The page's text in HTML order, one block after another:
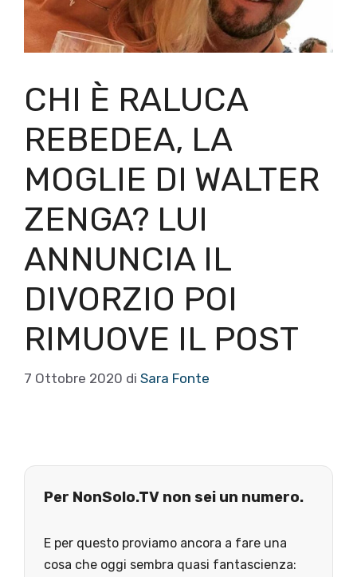
CHI È RALUCA
REBEDEA, LA
MOGLIE DI WALTER
ZENGA? LUI
ANNUNCIA IL
DIVORZIO POI
RIMUOVE IL POST
7 Ottobre 2020 di Sara Fonte
Per NonSolo.TV non sei un numero.
E per questo proviamo ancora a fare una
cosa che oggi sembra quasi fantascienza: